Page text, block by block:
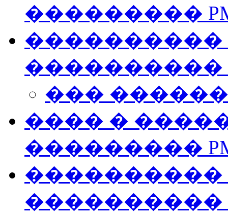
���������
����������
����������
���
���� �
���������
����������
����������